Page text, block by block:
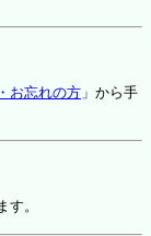
お忘れの方 」から手
す。